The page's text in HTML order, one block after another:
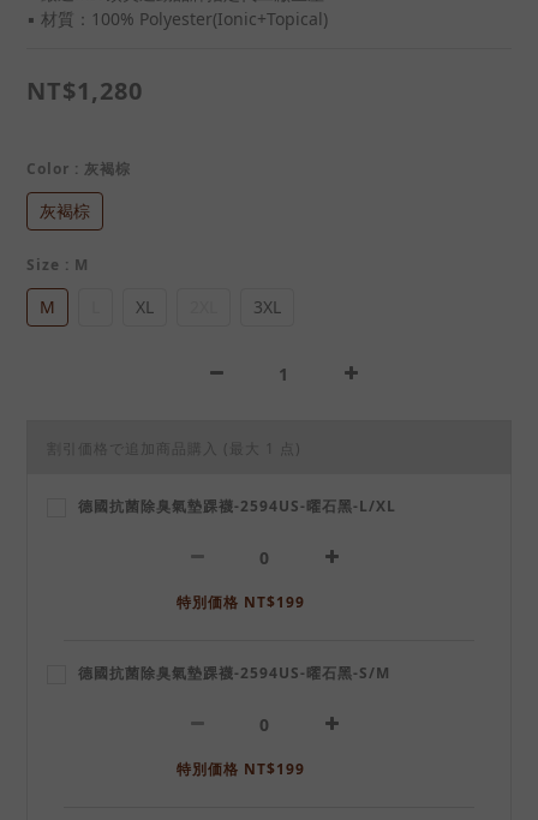
▪ 材質：100% Polyester(Ionic+Topical)
NT$1,280
Color : 灰褐棕
灰褐棕
Size : M
M XL 3XL
割引価格で追加商品購入 (最大 1 点)
德國抗菌除臭氣墊踝襪-2594US-曜石黑-L/XL
特別価格 NT$199
德國抗菌除臭氣墊踝襪-2594US-曜石黑-S/M
特別価格 NT$199